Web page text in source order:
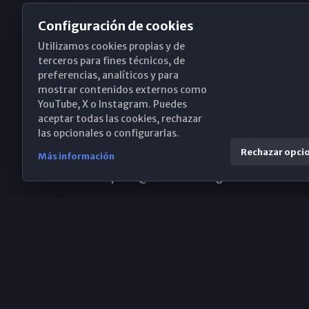
Obispado de Málaga
Santa María, 18-20. 29015 Málaga
(+34) 952 224 386
Configuración de cookies
Utilizamos cookies propias y de
terceros para fines técnicos, de
preferencias, analíticos y para
mostrar contenidos externos como
YouTube, X o Instagram. Puedes
aceptar todas las cookies, rechazar
las opcionales o configurarlas.
Más información Rechazar